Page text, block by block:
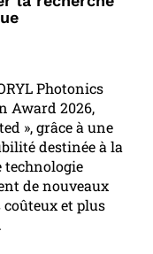
Photonics
Award 2026,
», grâce à une
destinée à la
technologie
de nouveaux
et plus